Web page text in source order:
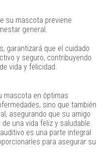
su mascota previene
general.
garantizará que el cuidado
y seguro, contribuyendo
vida y felicidad.
mascota en óptimas
sino que también
asegurando que su amigo
una vida feliz y saludable.
es una parte integral
para asegurar su